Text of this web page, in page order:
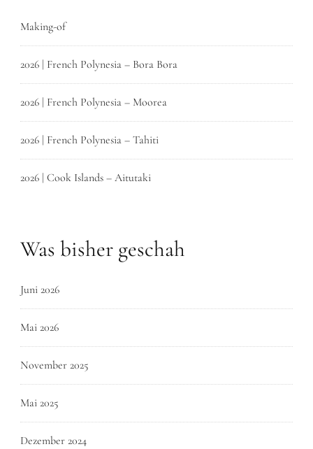
Making-of
2026 | French Polynesia – Bora Bora
2026 | French Polynesia – Moorea
2026 | French Polynesia – Tahiti
2026 | Cook Islands – Aitutaki
Was bisher geschah
Juni 2026
Mai 2026
November 2025
Mai 2025
Dezember 2024